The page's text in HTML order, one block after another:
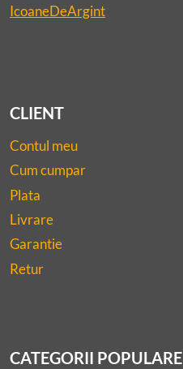
IcoaneDeArgint
CLIENT
Contul meu
Cum cumpar
Plata
Livrare
Garantie
Retur
CATEGORII POPULARE